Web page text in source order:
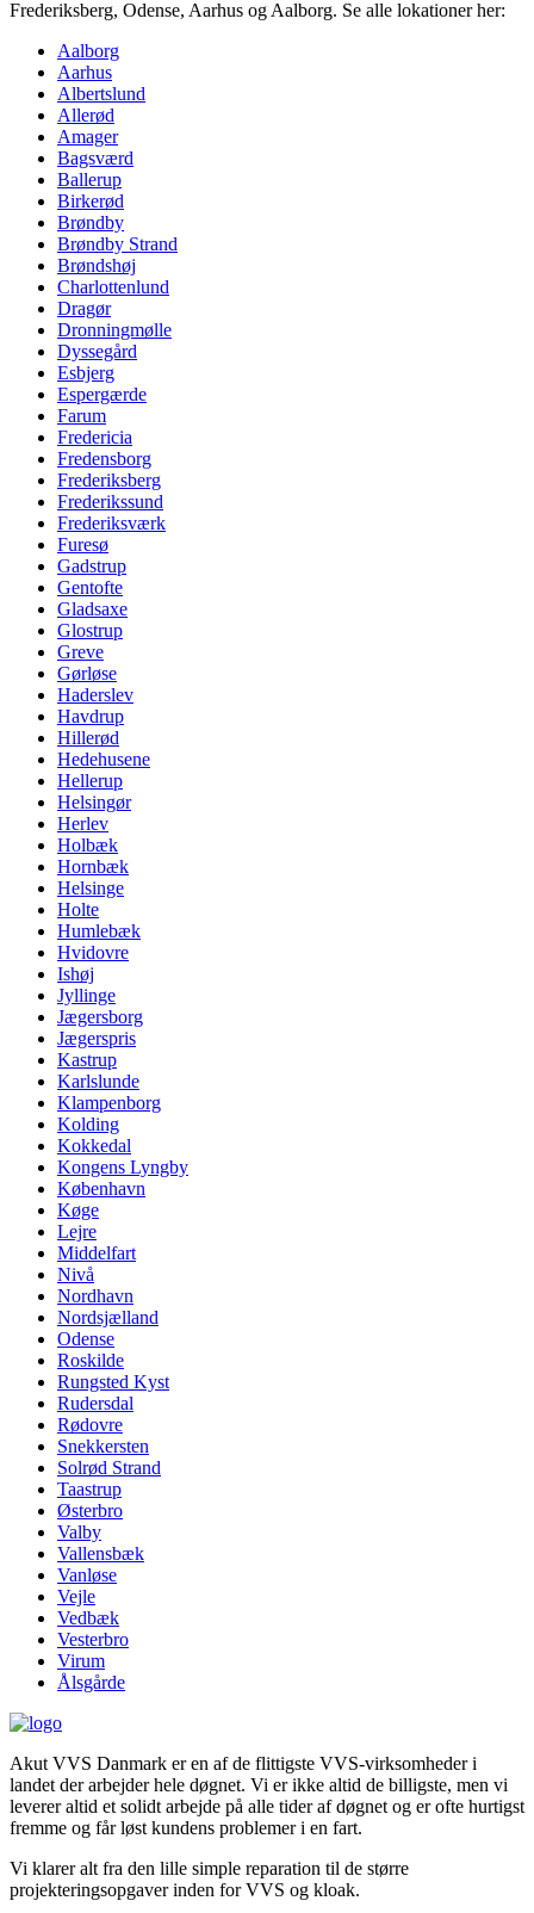
Frederiksberg, Odense, Aarhus og Aalborg. Se alle lokationer her:
Aalborg
Aarhus
Albertslund
Allerød
Amager
Bagsværd
Ballerup
Birkerød
Brøndby
Brøndby Strand
Brøndshøj
Charlottenlund
Dragør
Dronningmølle
Dyssegård
Esbjerg
Espergærde
Farum
Fredericia
Fredensborg
Frederiksberg
Frederikssund
Frederiksværk
Furesø
Gadstrup
Gentofte
Gladsaxe
Glostrup
Greve
Gørløse
Haderslev
Havdrup
Hillerød
Hedehusene
Hellerup
Helsingør
Herlev
Holbæk
Hornbæk
Helsinge
Holte
Humlebæk
Hvidovre
Ishøj
Jyllinge
Jægersborg
Jægerspris
Kastrup
Karlslunde
Klampenborg
Kolding
Kokkedal
Kongens Lyngby
København
Køge
Lejre
Middelfart
Nivå
Nordhavn
Nordsjælland
Odense
Roskilde
Rungsted Kyst
Rudersdal
Rødovre
Snekkersten
Solrød Strand
Taastrup
Østerbro
Valby
Vallensbæk
Vanløse
Vejle
Vedbæk
Vesterbro
Virum
Ålsgårde
Akut VVS Danmark er en af de flittigste VVS-virksomheder i
landet der arbejder hele døgnet. Vi er ikke altid de billigste, men vi
leverer altid et solidt arbejde på alle tider af døgnet og er ofte hurtigst
fremme og får løst kundens problemer i en fart.
Vi klarer alt fra den lille simple reparation til de større
projekteringsopgaver inden for VVS og kloak.